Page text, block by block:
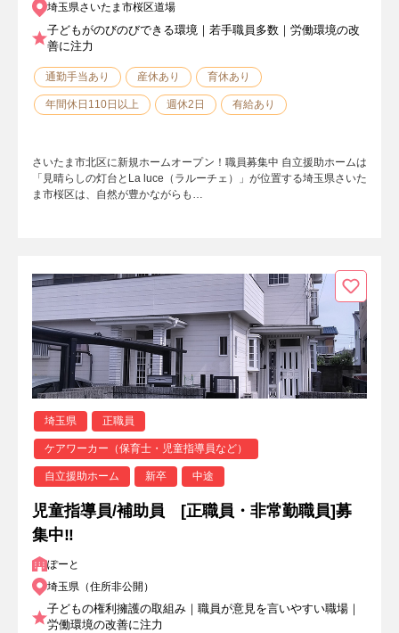
埼玉県さいたま市桜区道場
子どもがのびのびできる環境｜若手職員多数｜労働環境の改
善に注力
通勤手当あり 産休あり 育休あり
年間休日110日以上 週休2日 有給あり
さいたま市北区に新規ホームオープン！職員募集中 自立援助ホームは
「見晴らしの灯台とLa luce（ラルーチェ）」が位置する埼玉県さいた
ま市桜区は、自然が豊かながらも…
埼玉県 正職員
ケアワーカー（保育士・児童指導員など）
自立援助ホーム 新卒 中途
児童指導員/補助員 [正職員・非常勤職員]募
集中‼
ぽーと
埼玉県（住所非公開）
子どもの権利擁護の取組み｜職員が意見を言いやすい職場｜
労働環境の改善に注力